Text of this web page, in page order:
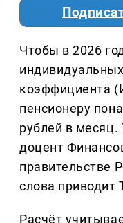
Чтобы в 2026
коэффициента
пенсионеру
рублей в
доцент
правительстве
слова приводит
Расчёт